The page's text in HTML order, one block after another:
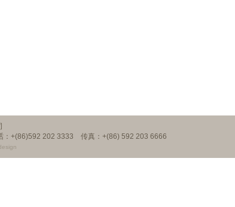
+(86)592 202 3333 传真：+(86) 592 203 6666